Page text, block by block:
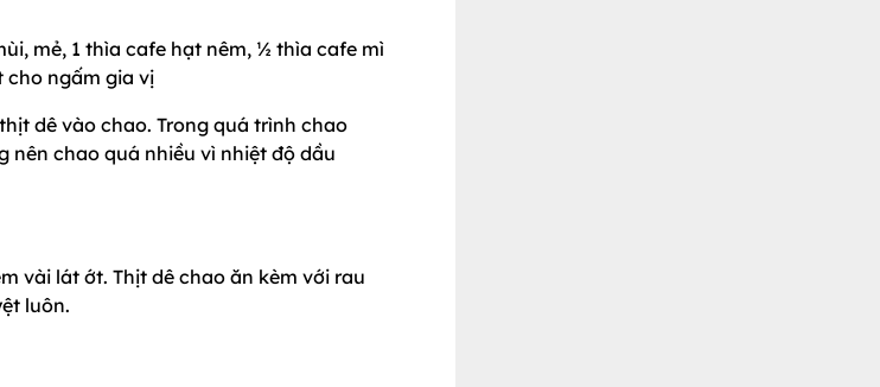
mẻ, 1 thìa cafe hạt nêm, ½ thìa cafe mì
cho ngấm gia vị
dê vào chao. Trong quá trình chao
nên chao quá nhiều vì nhiệt độ dầu
vài lát ớt. Thịt dê chao ăn kèm với rau
luôn.